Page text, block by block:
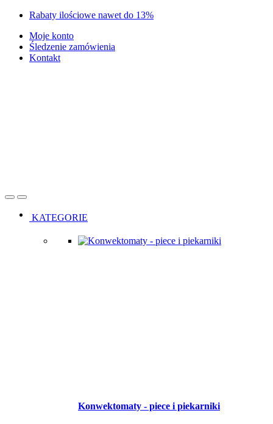
Skip
navigation
Skip
content
Rabaty ilościowe nawet do 13%
Moje konto
Śledzenie zamówienia
Kontakt
OpenClose
KATEGORIE
Konwektomaty - piece i piekarniki